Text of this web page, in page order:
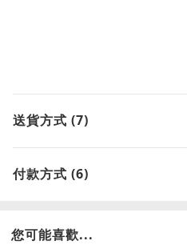
送貨方式 (7)
付款方式 (6)
您可能喜歡...